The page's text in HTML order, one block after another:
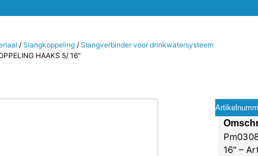
/Slangkoppeling /Slangverbinder voor drinkwatersysteem
HAAKS 5/ 16″
16″ –